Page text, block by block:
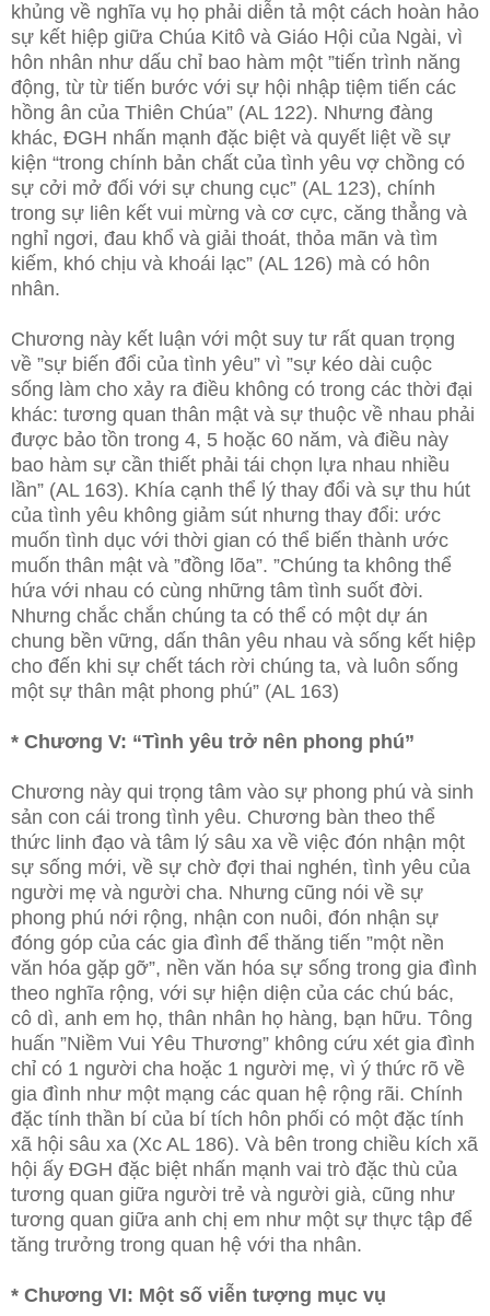
khủng về nghĩa vụ họ phải diễn tả một cách hoàn hảo
sự kết hiệp giữa Chúa Kitô và Giáo Hội của Ngài, vì
hôn nhân như dấu chỉ bao hàm một ”tiến trình năng
động, từ từ tiến bước với sự hội nhập tiệm tiến các
hồng ân của Thiên Chúa” (AL 122). Nhưng đàng
khác, ĐGH nhấn mạnh đặc biệt và quyết liệt về sự
kiện “trong chính bản chất của tình yêu vợ chồng có
sự cởi mở đối với sự chung cục” (AL 123), chính
trong sự liên kết vui mừng và cơ cực, căng thẳng và
nghỉ ngơi, đau khổ và giải thoát, thỏa mãn và tìm
kiếm, khó chịu và khoái lạc” (AL 126) mà có hôn
nhân.
Chương này kết luận với một suy tư rất quan trọng
về ”sự biến đổi của tình yêu” vì ”sự kéo dài cuộc
sống làm cho xảy ra điều không có trong các thời đại
khác: tương quan thân mật và sự thuộc về nhau phải
được bảo tồn trong 4, 5 hoặc 60 năm, và điều này
bao hàm sự cần thiết phải tái chọn lựa nhau nhiều
lần” (AL 163). Khía cạnh thể lý thay đổi và sự thu hút
của tình yêu không giảm sút nhưng thay đổi: ước
muốn tình dục với thời gian có thể biến thành ước
muốn thân mật và ”đồng lõa”. ”Chúng ta không thể
hứa với nhau có cùng những tâm tình suốt đời.
Nhưng chắc chắn chúng ta có thể có một dự án
chung bền vững, dấn thân yêu nhau và sống kết hiệp
cho đến khi sự chết tách rời chúng ta, và luôn sống
một sự thân mật phong phú” (AL 163)
* Chương V: “Tình yêu trở nên phong phú”
Chương này qui trọng tâm vào sự phong phú và sinh
sản con cái trong tình yêu. Chương bàn theo thể
thức linh đạo và tâm lý sâu xa về việc đón nhận một
sự sống mới, về sự chờ đợi thai nghén, tình yêu của
người mẹ và người cha. Nhưng cũng nói về sự
phong phú nới rộng, nhận con nuôi, đón nhận sự
đóng góp của các gia đình để thăng tiến ”một nền
văn hóa gặp gỡ”, nền văn hóa sự sống trong gia đình
theo nghĩa rộng, với sự hiện diện của các chú bác,
cô dì, anh em họ, thân nhân họ hàng, bạn hữu. Tông
huấn ”Niềm Vui Yêu Thương” không cứu xét gia đình
chỉ có 1 người cha hoặc 1 người mẹ, vì ý thức rõ về
gia đình như một mạng các quan hệ rộng rãi. Chính
đặc tính thần bí của bí tích hôn phối có một đặc tính
xã hội sâu xa (Xc AL 186). Và bên trong chiều kích xã
hội ấy ĐGH đặc biệt nhấn mạnh vai trò đặc thù của
tương quan giữa người trẻ và người già, cũng như
tương quan giữa anh chị em như một sự thực tập để
tăng trưởng trong quan hệ với tha nhân.
* Chương VI: Một số viễn tượng mục vụ